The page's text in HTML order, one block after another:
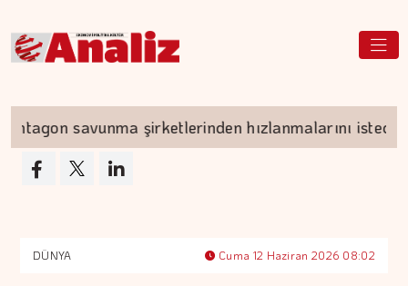
savunma şirketlerinden hızlanmalarını istedi
DÜNYA Cuma 12 Haziran 2026 08:02